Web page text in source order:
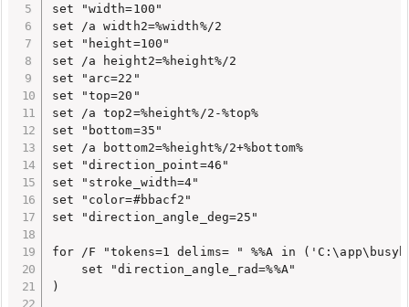
set "width=100"
set /a width2=%width%/2
set "height=100"
set /a height2=%height%/2
set "arc=22"
set "top=20"
set /a top2=%height%/2-%top%
set "bottom=35"
set /a bottom2=%height%/2+%bottom%
set "direction_point=46"
set "stroke_width=4"
set "color=#bbacf2"
set "direction_angle_deg=25"
for /F "tokens=1 delims= " %%A in
    set "direction_angle_rad=%%A"
)